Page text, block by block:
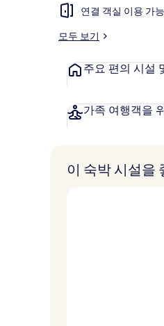
연결 객실 이용 가능
모두 보기
주요 편의 시설
가족 여행객을
이 숙박 시설을